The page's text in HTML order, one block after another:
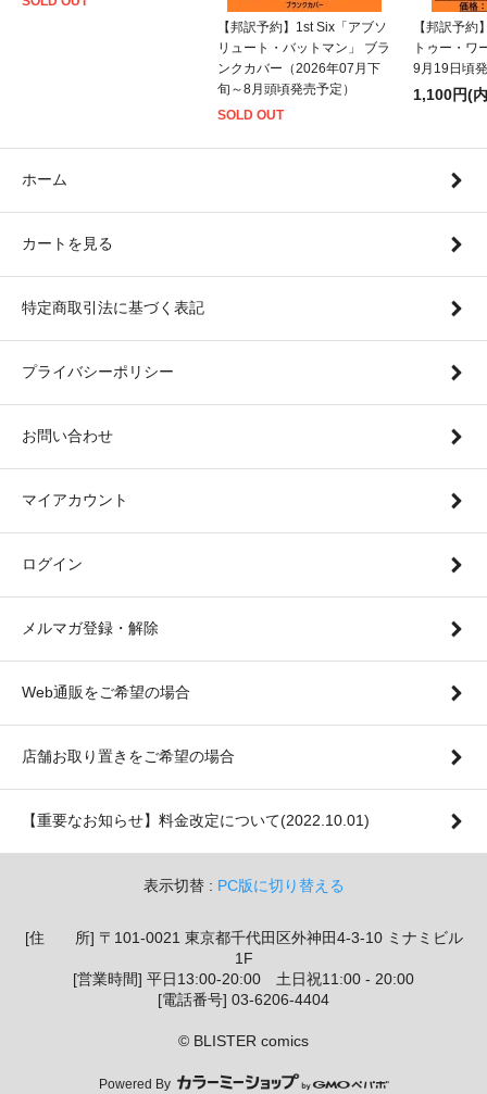
【邦訳予約】1st Six「アブソ
リュート・バットマン」 ブラ
ンクカバー（2026年07月下
旬～8月頭頃発売予定）
SOLD OUT
【邦訳予約
トゥー・ワ
9月19日頃
1,100円(
ホーム
カートを見る
特定商取引法に基づく表記
プライバシーポリシー
お問い合わせ
マイアカウント
ログイン
メルマガ登録・解除
Web通販をご希望の場合
店舗お取り置きをご希望の場合
【重要なお知らせ】料金改定について(2022.10.01)
表示切替 : PC版に切り替える
[住 所] 〒101-0021 東京都千代田区外神田4-3-10 ミナミビル
1F
[営業時間] 平日13:00-20:00 土日祝11:00 - 20:00
[電話番号] 03-6206-4404
© BLISTER comics
Powered By